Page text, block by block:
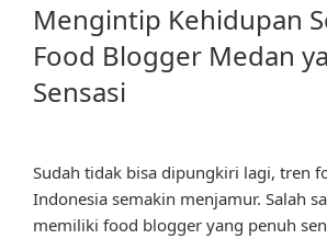
Mengintip Kehidupan
Food Blogger Medan
Sensasi
Sudah tidak bisa dipungkiri lagi, tren
Indonesia semakin menjamur. Salah
memiliki food blogger yang penuh